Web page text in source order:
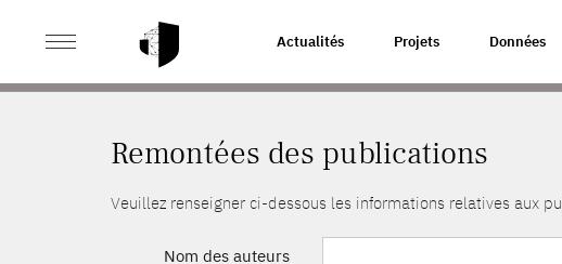
Actualités Projets Données
ACCUEIL REMONTÉES DES PUBLICATIONS
Remontées des publications
Veuillez renseigner ci-dessous les informations relatives aux
Nom des auteurs